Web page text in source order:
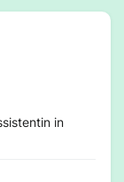
in